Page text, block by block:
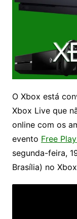
O Xbox está
Xbox Live que
online com os
evento Free
segunda-feira,
Brasília) no